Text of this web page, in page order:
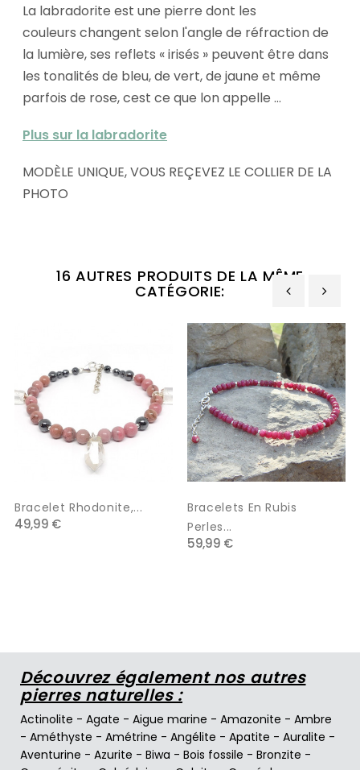
La labradorite est une pierre dont les
couleurs changent selon l'angle de réfraction de
la lumière, ses reflets « irisés » peuvent être dans
les tonalités de bleu, de vert, de jaune et même
parfois de rose, cest ce que lon appelle ...
Plus sur la labradorite
MODÈLE UNIQUE, VOUS REÇEVEZ LE COLLIER DE LA
PHOTO
16 AUTRES PRODUITS DE LA MÊME
CATÉGORIE:
Bracelet Rhodonite,...
49,99 €
Bracelets En Rubis
Perles...
59,99 €
‹ ›
Découvrez également nos autres
pierres naturelles :
Actinolite - Agate - Aigue marine - Amazonite - Ambre
- Améthyste - Amétrine - Angélite - Apatite - Auralite -
Aventurine - Azurite - Biwa - Bois fossile - Bronzite -